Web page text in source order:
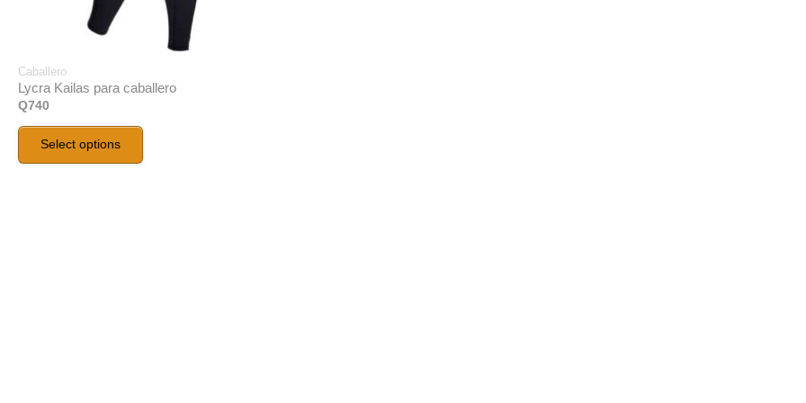
Caballero
Lycra Kailas para caballero
Q740
Select options